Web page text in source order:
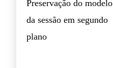
Preservação do modelo
da sessão em segundo
plano